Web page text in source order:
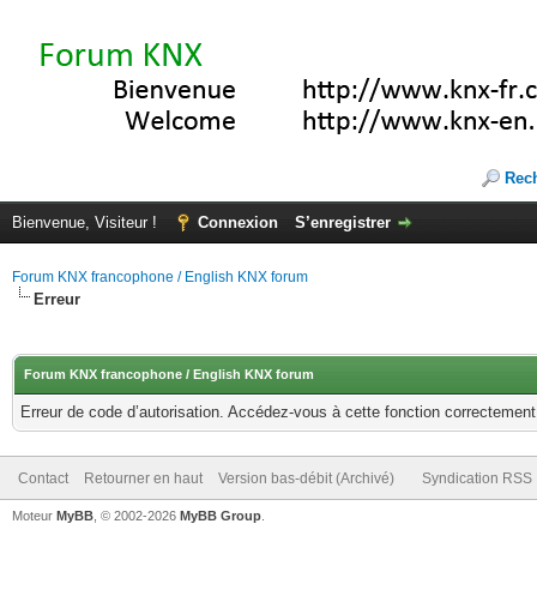
Bienvenue, Visiteur ! Connexion S’enregistrer
Forum KNX francophone / English KNX forum
Erreur
Forum KNX francophone / English KNX forum
Erreur de code d’autorisation. Accédez-vous à cette fonction
Contact Retourner en haut Version bas-débit (Archivé) Syndication RSS
Moteur MyBB , © 2002-2026 MyBB Group